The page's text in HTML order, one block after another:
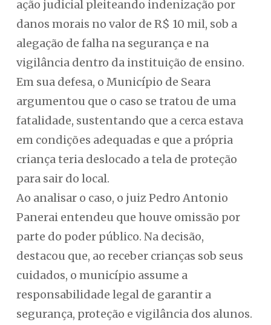
ação judicial pleiteando indenização por
danos morais no valor de R$ 10 mil, sob a
alegação de falha na segurança e na
vigilância dentro da instituição de ensino.
Em sua defesa, o Município de Seara
argumentou que o caso se tratou de uma
fatalidade, sustentando que a cerca estava
em condições adequadas e que a própria
criança teria deslocado a tela de proteção
para sair do local.
Ao analisar o caso, o juiz Pedro Antonio
Panerai entendeu que houve omissão por
parte do poder público. Na decisão,
destacou que, ao receber crianças sob seus
cuidados, o município assume a
responsabilidade legal de garantir a
segurança, proteção e vigilância dos alunos.